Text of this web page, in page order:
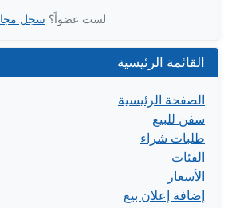
لست عضواً؟سجل مجاناً
القائمة الرئيسية
الصفحة الرئيسية
سفن للبيع
طلبات شراء
الفئات
الأسعار
إضافة إعلان بيع